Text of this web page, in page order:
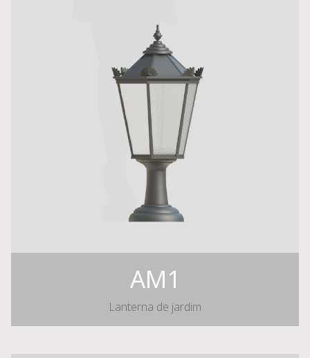
AM1
Lanterna de jardim